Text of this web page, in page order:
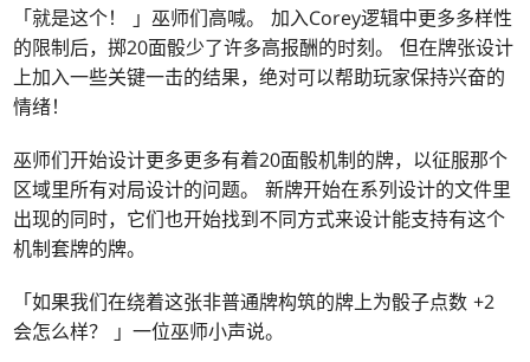
「就是这个！ 」巫师们高喊。 加入Corey逻辑中更多多样性
的限制后，掷20面骰少了许多高报酬的时刻。 但在牌张设计
上加入一些关键一击的结果，绝对可以帮助玩家保持兴奋的
情绪！
巫师们开始设计更多更多有着20面骰机制的牌，以征服那个
区域里所有对局设计的问题。 新牌开始在系列设计的文件里
出现的同时，它们也开始找到不同方式来设计能支持有这个
机制套牌的牌。
「如果我们在绕着这张非普通牌构筑的牌上为骰子点数 +2
会怎么样？ 」一位巫师小声说。